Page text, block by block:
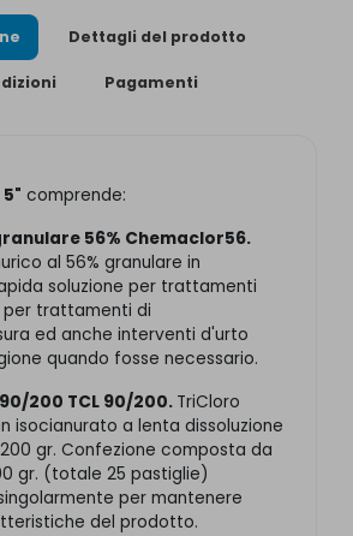
Dettagli del prodotto
Pagamenti
comprende:
56% Chemaclor56.
al 56% granulare in
soluzione per trattamenti
per trattamenti di
ed anche interventi d'urto
quando fosse necessario.
200 TCL 90/200. TriCloro
isocianurato a lenta dissoluzione
gr. Confezione composta da
gr. (totale 25 pastiglie)
per mantenere
del prodotto.